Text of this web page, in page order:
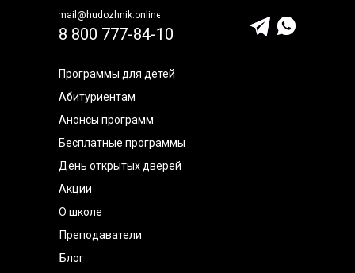
mail@hudozhnik.online
8 800 777-84-10
Программы для детей
Абитуриентам
Анонсы программ
Бесплатные программы
День открытых дверей
Акции
О школе
Преподаватели
Блог